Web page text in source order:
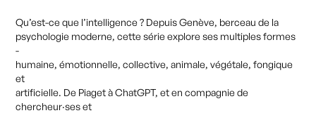
Qu’est-ceque l’intelligence? DepuisGenève, berceau de la
psychologie moderne, cettesérieexploreses multiplesformes
-
humaine, émotionnelle, collective, animale, végétale, fongique
et
artificielle. De PiagetàChatGPT, eten compagniede
chercheur·seset